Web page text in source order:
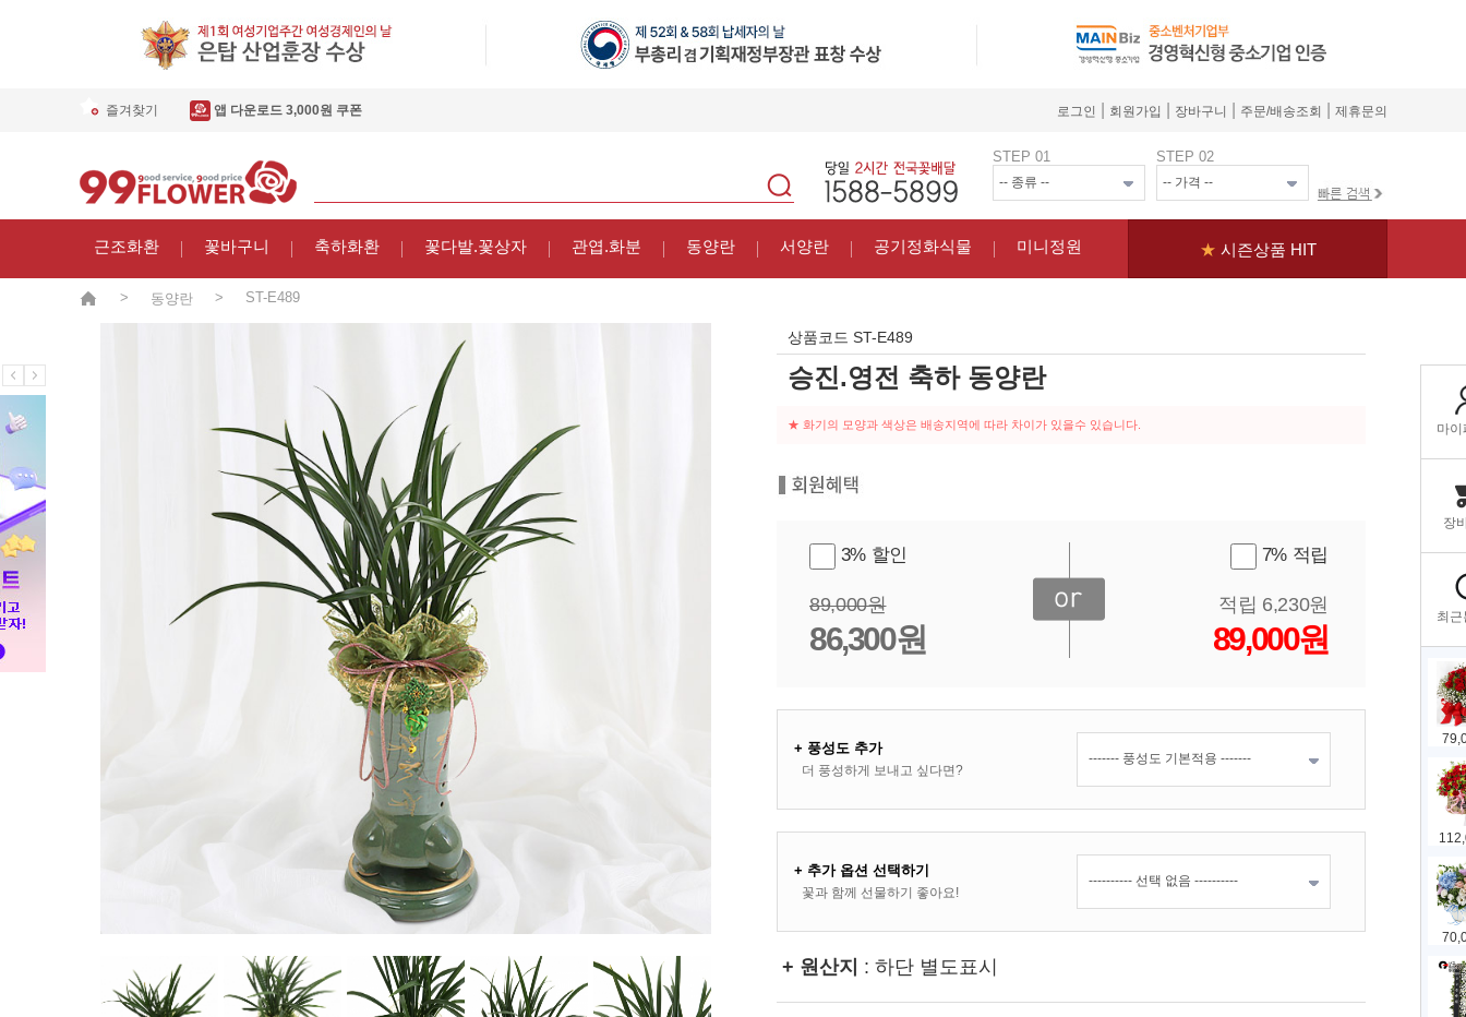
즐겨찾기 앱 다운로드 3,000원 쿠폰 로그인 회원가입 장바구니 주문/배송조회 제휴문의
STEP 01 STEP 02
근조화환 꽃바구니 축하화환 꽃다발.꽃상자 관엽.화분 동양란 서양란 공기정화식물 미니정원 ★ 시즌상품 HIT
> 동양란 > ST-E489
상품코드 ST-E489
승진.영전 축하 동양란
★ 화기의 모양과 색상은 배송지역에 따라 차이가 있을수 있습니다.
3% 할인
89,000원
86,300원
7% 적립
적립 6,230원
89,000원
+ 풍성도 추가
더 풍성하게 보내고 싶다면?
+ 추가 옵션 선택하기
꽃과 함께 선물하기 좋아요!
+ 원산지 : 하단 별도표시